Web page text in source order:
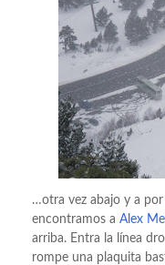
…otra vez abajo y a por
encontramos a Alex
arriba. Entra la línea
rompe una plaquita